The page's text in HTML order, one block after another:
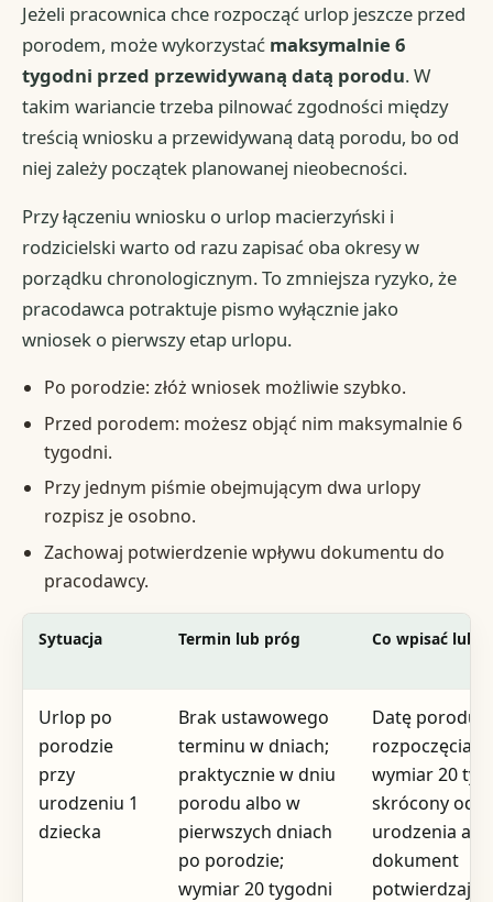
Jeżeli pracownica chce rozpocząć urlop jeszcze przed
porodem, może wykorzystać maksymalnie 6
tygodni przed przewidywaną datą porodu. W
takim wariancie trzeba pilnować zgodności między
treścią wniosku a przewidywaną datą porodu, bo od
niej zależy początek planowanej nieobecności.
Przy łączeniu wniosku o urlop macierzyński i
rodzicielski warto od razu zapisać oba okresy w
porządku chronologicznym. To zmniejsza ryzyko, że
pracodawca potraktuje pismo wyłącznie jako
wniosek o pierwszy etap urlopu.
Po porodzie: złóż wniosek możliwie szybko.
Przed porodem: możesz objąć nim maksymalnie 6
tygodni.
Przy jednym piśmie obejmującym dwa urlopy
rozpisz je osobno.
Zachowaj potwierdzenie wpływu dokumentu do
pracodawcy.
Sytuacja Termin lub próg Co wpisać lub
Urlop po
porodzie
przy
urodzeniu 1
dziecka
Brak ustawowego
terminu w dniach;
praktycznie w dniu
porodu albo w
pierwszych dniach
po porodzie;
wymiar 20 tygodni
Datę porodu,
rozpoczęcia
wymiar 20
skrócony
urodzenia
dokument